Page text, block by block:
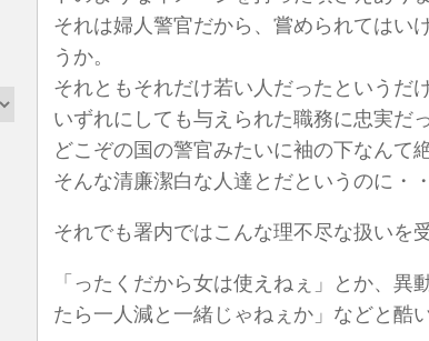
それは婦人警官だから、嘗められてはい
うか。
それともそれだけ若い人だったというだ
いずれにしても与えられた職務に忠実だ
どこぞの国の警官みたいに袖の下なんて
そんな清廉潔白な人達とだというのに・・
それでも署内ではこんな理不尽な扱いを
「ったくだから女は使えねぇ」とか、
たら一人減と一緒じゃねぇか」などと酷